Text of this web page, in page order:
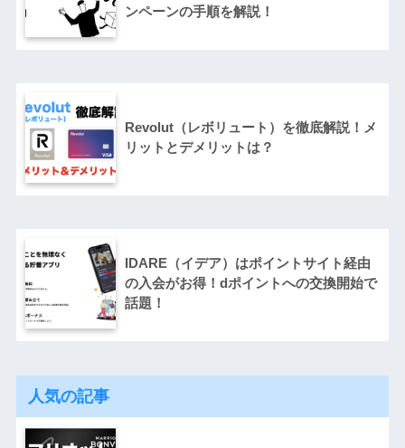
ンペーンの手順を解説！
Revolut（レボリュート）を徹底解説！メ
リットとデメリットは？
IDARE（イデア）はポイントサイト経由
の入会がお得！dポイントへの交換開始で
話題！
人気の記事